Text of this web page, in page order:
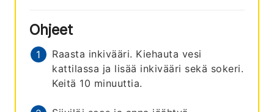
Ohjeet
Raasta inkivääri. Kiehauta vesi
kattilassa ja lisää inkivääri sekä sokeri.
Keitä 10 minuuttia.